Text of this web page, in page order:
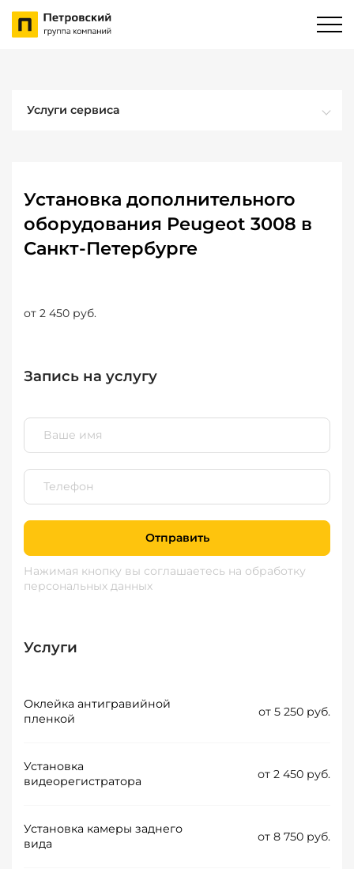
Услуги сервиса
Установка дополнительного
оборудования Peugeot 3008 в
Санкт-Петербурге
от 2 450 руб.
Запись на услугу
Отправить
Нажимая кнопку вы соглашаетесь на обработку
персональных данных
Услуги
Оклейка антигравийной
пленкой
от 5 250 руб.
Установка
видеорегистратора
от 2 450 руб.
Установка камеры заднего
вида
от 8 750 руб.